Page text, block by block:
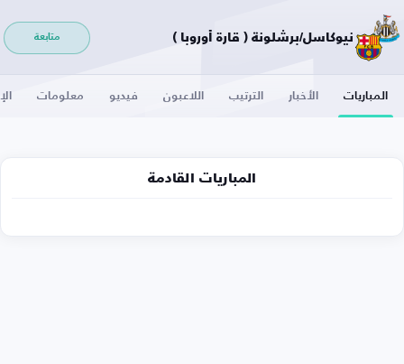
نيوكاسل/برشلونة ( قارة أوروبا ) متابعة
المباريات الأخبار الترتيب اللاعبون فيديو معلومات
المباريات القادمة